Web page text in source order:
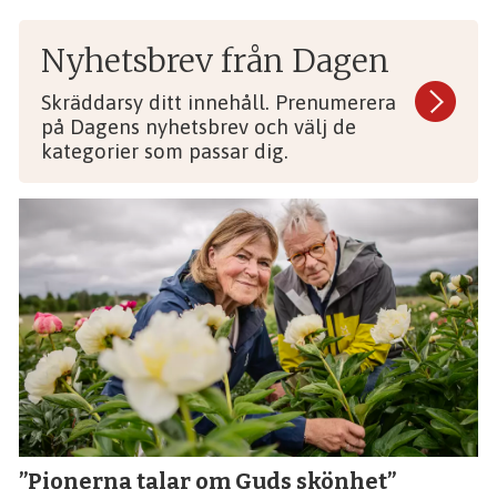
Nyhetsbrev från Dagen
Skräddarsy ditt innehåll. Prenumerera
på Dagens nyhetsbrev och välj de
kategorier som passar dig.
”Pionerna talar om Guds skönhet”